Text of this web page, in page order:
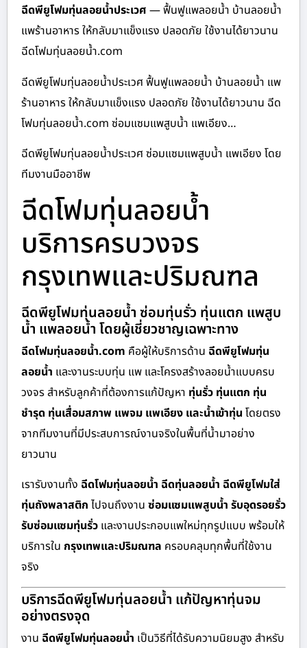
ฉีดพียูโฟมทุ่นลอยน้ำประเวศ — ฟื้นฟูแพลอยน้ำ บ้านลอยน้ำ
แพร้านอาหาร ให้กลับมาแข็งแรง ปลอดภัย ใช้งานได้ยาวนาน
ฉีดโฟมทุ่นลอยน้ำ.com
ฉีดพียูโฟมทุ่นลอยน้ำประเวศ ฟื้นฟูแพลอยน้ำ บ้านลอยน้ำ แพ
ร้านอาหาร ให้กลับมาแข็งแรง ปลอดภัย ใช้งานได้ยาวนาน ฉีด
โฟมทุ่นลอยน้ำ.com ซ่อมแซมแพสูบน้ำ แพเอียง…
ฉีดพียูโฟมทุ่นลอยน้ำประเวศ ซ่อมแซมแพสูบน้ำ แพเอียง โดย
ทีมงานมืออาชีพ
ฉีดโฟมทุ่นลอยน้ำ
บริการครบวงจร
กรุงเทพและปริมณฑล
ฉีดพียูโฟมทุ่นลอยน้ำ ซ่อมทุ่นรั่ว ทุ่นแตก แพสูบ
น้ำ แพลอยน้ำ โดยผู้เชี่ยวชาญเฉพาะทาง
ฉีดโฟมทุ่นลอยน้ำ.com คือผู้ให้บริการด้าน ฉีดพียูโฟมทุ่น
ลอยน้ำ และงานระบบทุ่น แพ และโครงสร้างลอยน้ำแบบครบ
วงจร สำหรับลูกค้าที่ต้องการแก้ปัญหา ทุ่นรั่ว ทุ่นแตก ทุ่น
ชำรุด ทุ่นเสื่อมสภาพ แพจม แพเอียง และน้ำเข้าทุ่น โดยตรง
จากทีมงานที่มีประสบการณ์งานจริงในพื้นที่น้ำมาอย่าง
ยาวนาน
เรารับงานทั้ง ฉีดโฟมทุ่นลอยน้ำ ฉีดทุ่นลอยน้ำ ฉีดพียูโฟมใส่
ทุ่นถังพลาสติก ไปจนถึงงาน ซ่อมแซมแพสูบน้ำ รับอุดรอยรั่ว
รับซ่อมแซมทุ่นรั่ว และงานประกอบแพใหม่ทุกรูปแบบ พร้อมให้
บริการใน กรุงเทพและปริมณฑล ครอบคลุมทุกพื้นที่ใช้งาน
จริง
บริการฉีดพียูโฟมทุ่นลอยน้ำ แก้ปัญหาทุ่นจม
อย่างตรงจุด
งาน ฉีดพียูโฟมทุ่นลอยน้ำ เป็นวิธีที่ได้รับความนิยมสูง สำหรับ